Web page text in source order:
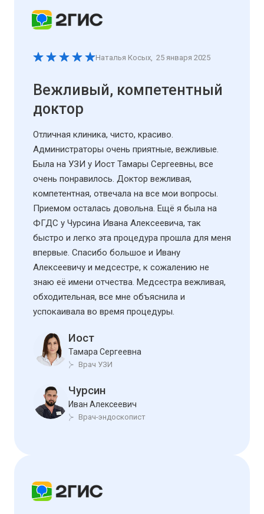
Наталья Косых 25 января 2025
Вежливый, компетентный
доктор
Отличная клиника, чисто, красиво.
Администраторы очень приятные, вежливые.
Была на УЗИ у Иост Тамары Сергеевны, все
очень понравилось. Доктор вежливая,
компетентная, отвечала на все мои вопросы.
Приемом осталась довольна. Ещё я была на
ФГДС у Чурсина Ивана Алексеевича, так
быстро и легко эта процедура прошла для меня
впервые. Спасибо большое и Ивану
Алексеевичу и медсестре, к сожалению не
знаю её имени отчества. Медсестра вежливая,
обходительная, все мне объяснила и
успокаивала во время процедуры.
Иост
Тамара Сергеевна
Врач УЗИ
Чурсин
Иван Алексеевич
Врач-эндоскопист